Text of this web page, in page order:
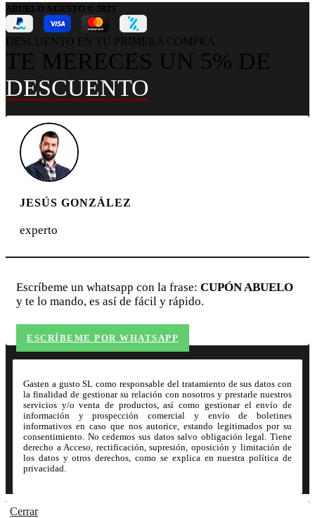
ABUELO A GUSTO © 2025
DESCUENTO EN TU PRIMERA COMPRA
TE MERECES UN 5% DE
DESCUENTO
JESÚS GONZÁLEZ
experto
Escríbeme un whatsapp con la frase: CUPÓN ABUELO
y te lo mando, es así de fácil y rápido.
ESCRÍBEME POR WHATSAPP
Gasten a gusto SL como responsable del tratamiento de sus datos con
la finalidad de gestionar su relación con nosotros y prestarle nuestros
servicios y/o venta de productos, así como gestionar el envío de
información y prospección comercial y envío de boletines
informativos en caso que nos autorice, estando legitimados por su
consentimiento. No cedemos sus datos salvo obligación legal. Tiene
derecho a Acceso, rectificación, supresión, oposición y limitación de
los datos y otros derechos, como se explica en nuestra política de
privacidad.
Cerrar